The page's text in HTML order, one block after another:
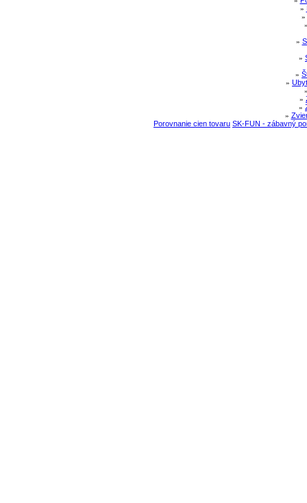
»
»
»
»
»
»
»
»
»
Porovnanie cien tovaru SK-FUN - zábavný